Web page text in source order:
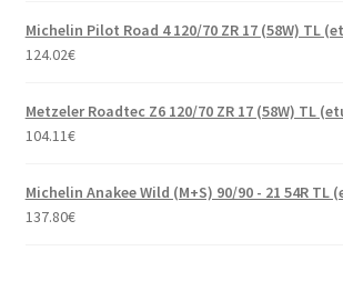
Michelin Pilot Road 4 120/70 ZR 17 (58W) TL
124.02€
Metzeler Roadtec Z6 120/70 ZR 17 (58W) TL
104.11€
Michelin Anakee Wild (M+S) 90/90 - 21 54R TL
137.80€